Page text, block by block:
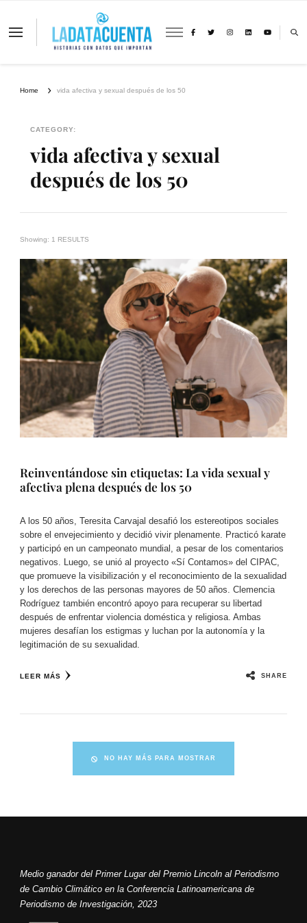
La Data Cuenta es una plataforma
Home vida afectiva y sexual después de los 50
CATEGORY:
vida afectiva y sexual
después de los 50
Showing: 1 RESULTS
Reinventándose sin etiquetas: La vida sexual y
afectiva plena después de los 50
A los 50 años, Teresita Carvajal desafió los estereotipos sociales
sobre el envejecimiento y decidió vivir plenamente. Practicó karate
y participó en un campeonato mundial, a pesar de los comentarios
negativos. Luego, se unió al proyecto «Sí Contamos» del CIPAC,
que promueve la visibilización y el reconocimiento de la sexualidad
y los derechos de las personas mayores de 50 años. Clemencia
Rodríguez también encontró apoyo para recuperar su libertad
después de enfrentar violencia doméstica y religiosa. Ambas
mujeres desafían los estigmas y luchan por la autonomía y la
legitimación de su sexualidad.
LEER MÁS SHARE
NO HAY MÁS PARA MOSTRAR
Medio ganador del Primer Lugar del Premio Lincoln al Periodismo
de Cambio Climático en la Conferencia Latinoamericana de
Periodismo de Investigación, 2023